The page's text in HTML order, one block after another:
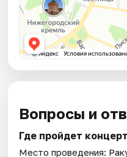
Вопросы и
Где пройдет
Место проведения: